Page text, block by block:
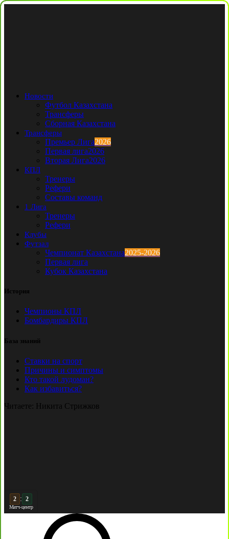
Новости
Футбол Казахстана
Трансферы
Сборная Казахстана
Трансферы
Премьер Лига2026
Первая лига2026
Вторая Лига2026
КПЛ
Тренеры
Рефери
Составы команд
1 Лига
Тренеры
Рефери
Клубы
Футзал
Чемпионат Казахстана2025-2026
Первая лига
Кубок Казахстана
История
Чемпионы КПЛ
Бомбардиры КПЛ
База знаний
Ставки на спорт
Причины и симптомы
Кто такой лудоман?
Как избавиться?
Читаете: Никита Стрижков
: 2
Матч-центр